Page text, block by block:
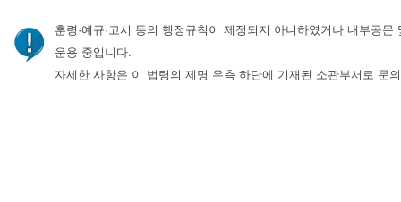
훈령·예규·고시 등의 행정규칙이 제정되지 아니하였거나 내부공
운용 중입니다.
자세한 사항은 이 법령의 제명 우측 하단에 기재된 소관부서로 문